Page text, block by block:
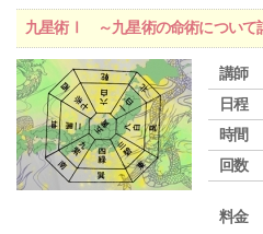
九星術Ⅰ ～九星術の命術について
講師
日程
時間
回数
料金